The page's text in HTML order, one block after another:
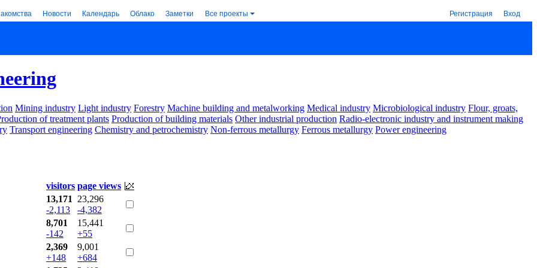
Новости Календарь Облако Заметки Все проекты Регистрация Вход
Mining industry Light industry Forestry Machine building and metalworking Medical industry Microbiological industry Flour, groats,
of treatment plants Production of building materials Other industrial production Radio-electronic industry and instrument making
Transport engineering Chemistry and petrochemistry Non-ferrous metallurgy Ferrous metallurgy Power engineering
visitors page views
13,171
-2,113
23,296
-4,382
8,701
-142
15,441
+55
2,369
+148
9,001
+684